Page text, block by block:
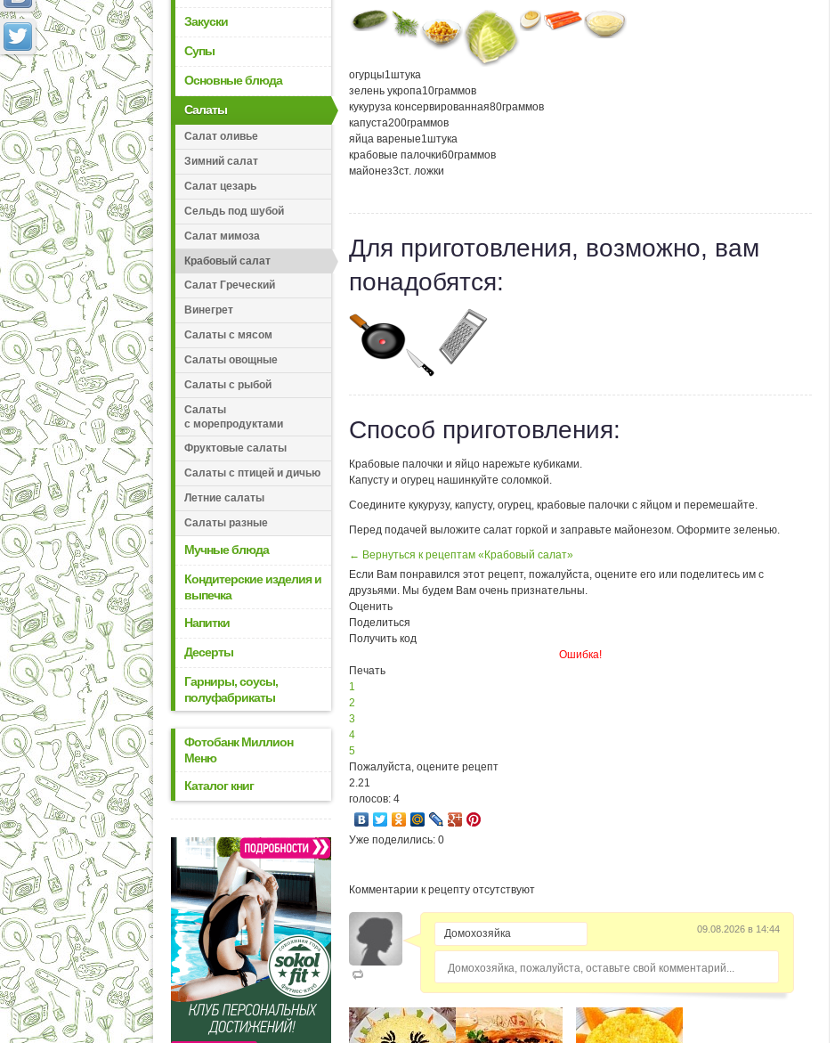
Закуски
Супы
Основные блюда
Салаты
Салат оливье
Зимний салат
Салат цезарь
Сельдь под шубой
Салат мимоза
Крабовый салат
Салат Греческий
Винегрет
Салаты с мясом
Салаты овощные
Салаты с рыбой
Салаты
с морепродуктами
Фруктовые салаты
Салаты с птицей и дичью
Летние салаты
Салаты разные
Мучные блюда
Кондитерские изделия и
выпечка
Напитки
Десерты
Гарниры, соусы,
полуфабрикаты
Фотобанк Миллион
Меню
Каталог книг
огурцы1 штука
зелень укропа10граммов
кукуруза консервированная80граммов
капуста200граммов
яйца вареные1 штука
крабовые палочки60граммов
майонез3ст. ложки
Для приготовления, возможно, вам
понадобятся:
Способ приготовления:
Крабовые палочки и яйцо нарежьте кубиками.
Капусту и огурец нашинкуйте соломкой.
Соедините кукурузу, капусту, огурец, крабовые палочки с яйцом и перемешайте.
Перед подачей выложите салат горкой и заправьте майонезом. Оформите зеленью.
← Вернуться к рецептам «Крабовый салат»
Если Вам понравился этот рецепт, пожалуйста, оцените его или поделитесь им с
друзьями. Мы будем Вам очень признательны.
Оценить
Поделиться
Получить код
Ошибка!
Печать
1
2
3
4
5
Пожалуйста, оцените рецепт
2.21
голосов: 4
Уже поделились: 0
Комментарии к рецепту отсутствуют
09.08.2026 в 14:44
Домохозяйка, пожалуйста, оставьте свой комментарий...